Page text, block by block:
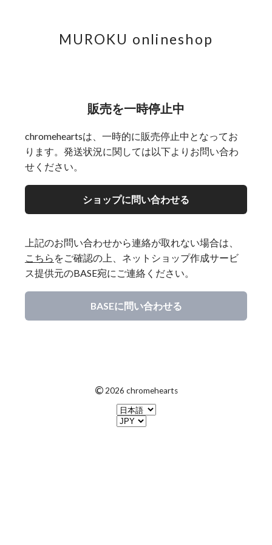
MUROKU onlineshop
販売を一時停止中
chromeheartsは、一時的に販売停止中となってお
ります。発送状況に関しては以下よりお問い合わ
せください。
ショップに問い合わせる
上記のお問い合わせから連絡が取れない場合は、
こちら をご確認の上、ネットショップ作成サービ
ス提供元のBASE宛にご連絡ください。
BASEに問い合わせる
© 2026 chromehearts